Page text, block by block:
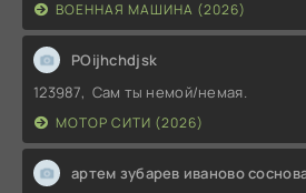
ВОЕННАЯ МАШИНА (2026)
POijhchdjsk
123987, Сам ты немой/немая.
МОТОР СИТИ (2026)
артем зубарев иваново